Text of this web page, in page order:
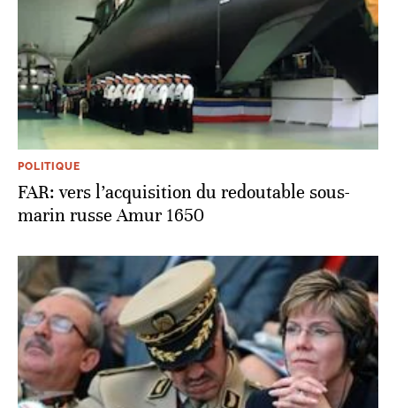
POLITIQUE
FAR: vers l’acquisition du redoutable sous-
marin russe Amur 1650